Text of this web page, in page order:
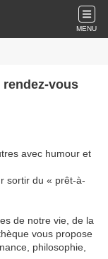
MENU
vous
avec humour et
sortir du « prêt-à-
de notre vie, de la
vous propose
philosophie,